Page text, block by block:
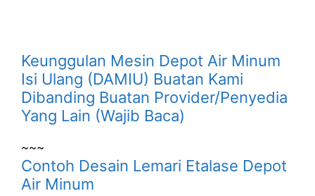
Keunggulan Mesin Depot Air Minum
Isi Ulang (DAMIU) Buatan Kami
Dibanding Buatan Provider/Penyedia
Yang Lain (Wajib Baca)
~~~
Contoh Desain Lemari Etalase Depot
Air Minum